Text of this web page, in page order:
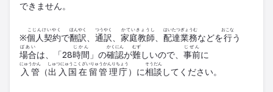
できません。
※個人契約
こじんけいやく
で翻訳
ほんやく
通訳
つうやく
家庭教師
かていきょうし
配達業務
はいたつぎょうむ
などを行
おこな
う
場合
ばあい
は、「28時間
じかん
」の確認
かくにん
が難
むず
しいので、 事前
じぜん
に
入管
にゅうかん
（出入国在留管理庁
しゅつにゅうこくざいりゅうかんりちょう
）に相談
そうだん
してください。